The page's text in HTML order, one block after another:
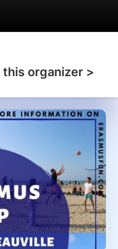
organizer >